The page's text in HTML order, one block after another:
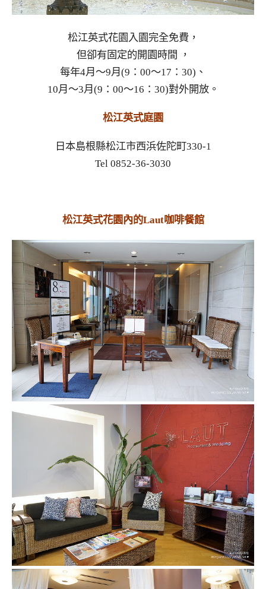
松江英式花園入園完全免費，
但卻有固定的開園時間 ，
每年4月～9月(9：00～17：30)、
10月～3月(9：00～16：30)對外開放。
松江英式庭園
日本島根縣松江市西浜佐陀町330-1
Tel 0852-36-3030
松江英式花園內的Laut咖啡餐館